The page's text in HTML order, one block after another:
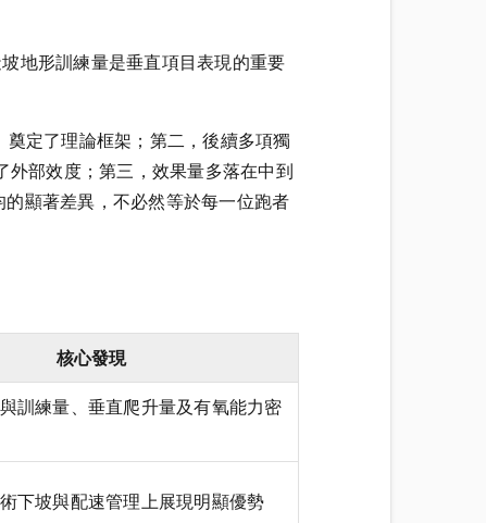
形訓練量是垂直項目表現的重要
定了理論框架；第二，後續多項獨
部效度；第三，效果量多落在中到
顯著差異，不必然等於每一位跑者
核心發現
訓練量、垂直爬升量及有氧能力密
下坡與配速管理上展現明顯優勢